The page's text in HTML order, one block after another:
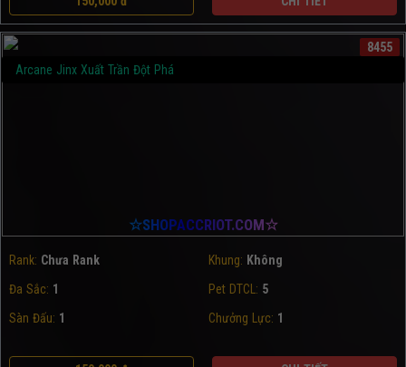
Arcane Jinx Xuất Trần Đột Phá
8455
☆SHOPACCRIOT.COM☆
Rank: Chưa Rank Khung: Không
Đa Sắc: 1 Pet DTCL: 5
Sàn Đấu: 1 Chưởng Lực: 1